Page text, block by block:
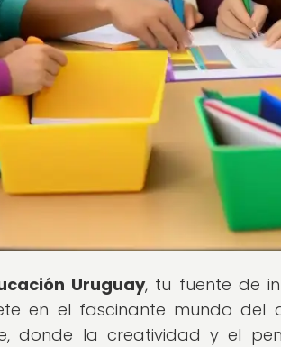
Uruguay, tu fuente de
en el fascinante mundo
donde la creatividad y el